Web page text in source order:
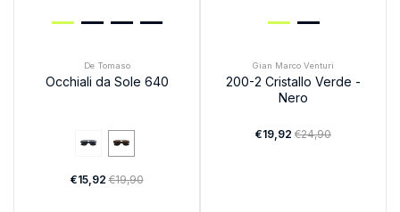
De Tomaso
Occhiali da Sole 640
€15,92€19,90
Gian Marco Venturi
200-2 Cristallo Verde -
Nero
€19,92 €24,90